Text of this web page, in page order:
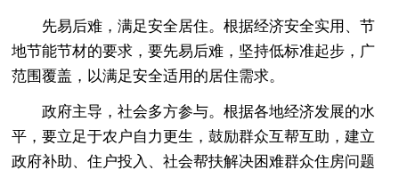
先易后难，满足安全居住。根据经济安全实用、节
地节能节材的要求，要先易后难，坚持低标准起步，广
范围覆盖，以满足安全适用的居住需求。
政府主导，社会多方参与。根据各地经济发展的水
平，要立足于农户自力更生，鼓励群众互帮互助，建立
政府补助、住户投入、社会帮扶解决困难群众住房问题